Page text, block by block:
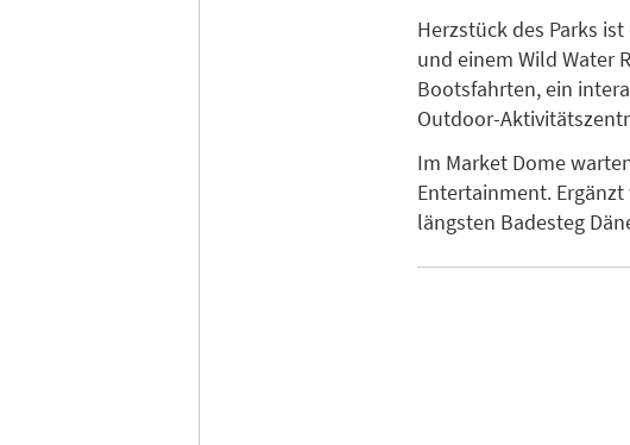
Herzstück des Parks
und einem Wild Water
Bootsfahrten, ein
Outdoor-
Im Market Dome
Entertainment.
längsten Badesteg